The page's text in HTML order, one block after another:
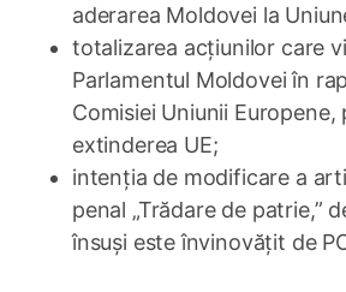
aderarea Moldovei la
totalizarea acțiunilor care
Parlamentul Moldovei în
Comisiei Uniunii Europene,
extinderea UE;
intenția de modificare a
penal „Trădare de patrie,”
însuși este învinovățit de